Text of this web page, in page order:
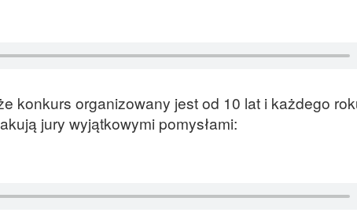
konkurs organizowany jest od 10 lat i każdego
jury wyjątkowymi pomysłami: